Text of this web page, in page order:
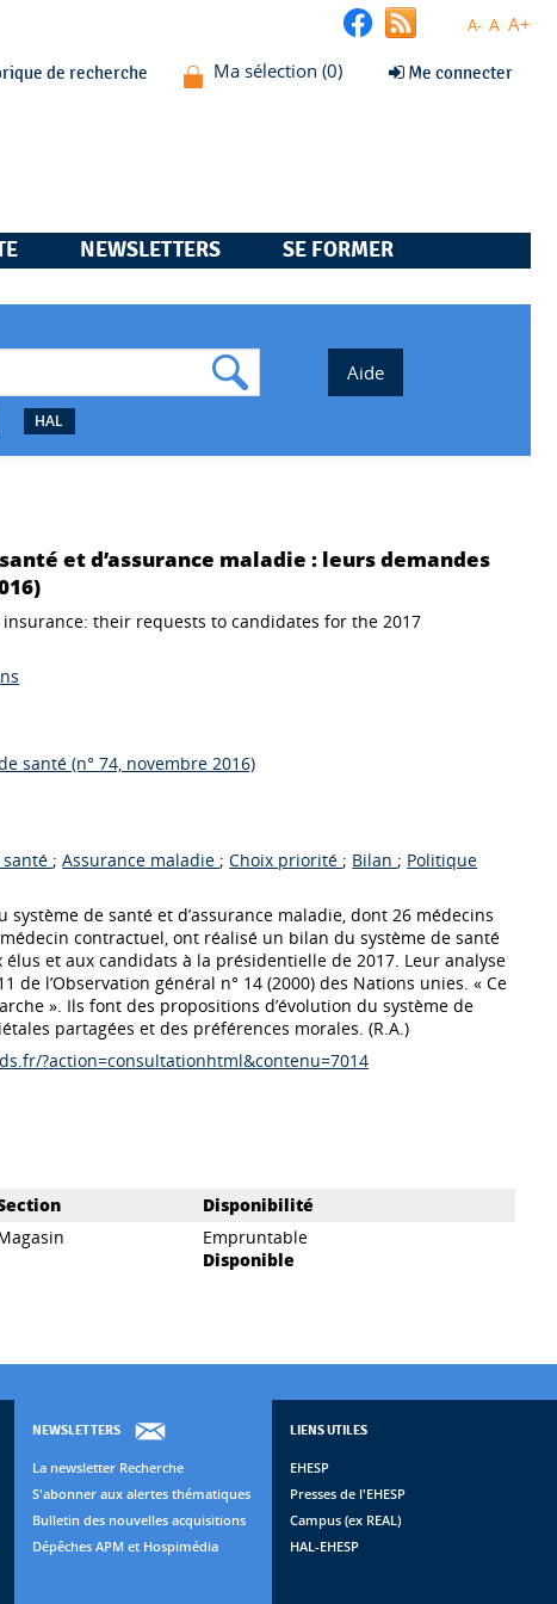
A- A A+
de recherche Me connecter
NEWSLETTERS SE FORMER
HAL
et d’assurance maladie : leurs demandes
their requests to candidates for the 2017
santé (n° 74, novembre 2016)
santé ; Assurance maladie ; Choix priorité ; Bilan ; Politique
de santé et d’assurance maladie, dont 26 médecins
contractuel, ont réalisé un bilan du système de santé
et aux candidats à la présidentielle de 2017. Leur analyse
l’Observation général n° 14 (2000) des Nations unies. « Ce
». Ils font des propositions d’évolution du système de
partagées et des préférences morales. (R.A.)
?action=consultationhtml&contenu=7014
Disponibilité
Empruntable
Disponible
NEWSLETTERS
La newsletter Recherche
S'abonner aux alertes thématiques
Bulletin des nouvelles acquisitions
Dépêches APM et Hospimédia
LIENS UTILES
EHESP
Presses de l'EHESP
Campus (ex REAL)
HAL-EHESP